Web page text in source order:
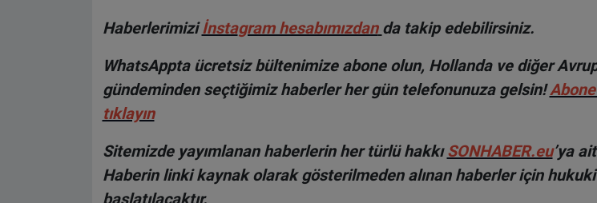
Haberlerimiziİnstagram hesabımızdan da takip edebilirsiniz.
WhatsAppta ücretsiz bültenimize abone olun, Hollanda ve diğer
gündeminden seçtiğimiz haberler her gün telefonunuza gelsin!
tıklayın
Sitemizde yayımlanan haberlerin her türlü hakkıSONHABER.eu’ya
Haberin linki kaynak olarak gösterilmeden alınan haberler için